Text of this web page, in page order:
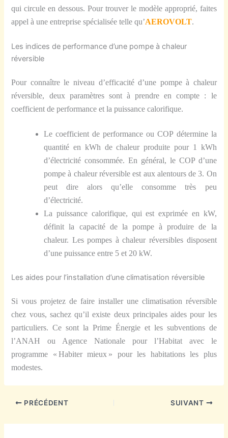
qui circule en dessous. Pour trouver le modèle approprié, faites
appel à une entreprise spécialisée telle qu’AEROVOLT.
Les indices de performance d’une pompe à chaleur
réversible
Pour connaître le niveau d’efficacité d’une pompe à chaleur
réversible, deux paramètres sont à prendre en compte : le
coefficient de performance et la puissance calorifique.
Le coefficient de performance ou COP détermine la
quantité en kWh de chaleur produite pour 1 kWh
d’électricité consommée. En général, le COP d’une
pompe à chaleur réversible est aux alentours de 3. On
peut dire alors qu’elle consomme très peu
d’électricité.
La puissance calorifique, qui est exprimée en kW,
définit la capacité de la pompe à produire de la
chaleur. Les pompes à chaleur réversibles disposent
d’une puissance entre 5 et 20 kW.
Les aides pour l’installation d’une climatisation réversible
Si vous projetez de faire installer une climatisation réversible
chez vous, sachez qu’il existe deux principales aides pour les
particuliers. Ce sont la Prime Énergie et les subventions de
l’ANAH ou Agence Nationale pour l’Habitat avec le
programme « Habiter mieux » pour les habitations les plus
modestes.
PRÉCÉDENT SUIVANT